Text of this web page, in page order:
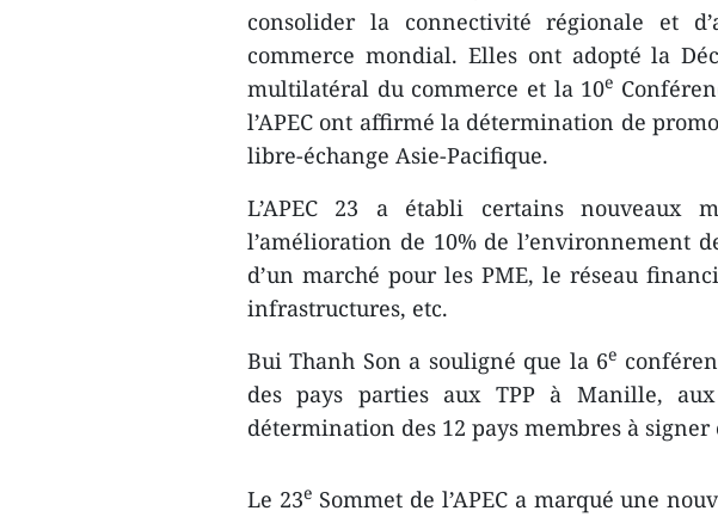
consolider la connectivité régionale et
commerce mondial. Elles ont adopté la
multilatéral du commerce et la 10e
l’APEC ont affirmé la détermination de
libre-échange Asie-Pacifique.
L’APEC 23 a établi certains nouveaux
l’amélioration de 10% de l’environnement
d’un marché pour les PME, le réseau
infrastructures, etc.
Bui Thanh Son a souligné que la 6e
des pays parties aux TPP à Manille,
détermination des 12 pays membres à
Le 23eSommet de l’APEC a marqué une